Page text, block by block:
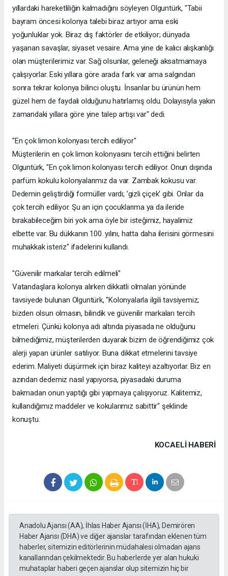
yıllardaki hareketliliğin kalmadığını söyleyen Olguntürk, "Tabii
bayram öncesi kolonya talebi biraz artıyor ama eski
yoğunluklar yok. Biraz dış faktörler de etkiliyor; dünyada
yaşanan savaşlar, siyaset vesaire. Ama yine de kalıcı alışkanlığı
olan müşterilerimiz var. Sağ olsunlar, geleneği aksatmamaya
çalışıyorlar. Eski yıllara göre arada fark var ama salgından
sonra tekrar kolonya bilinci oluştu. İnsanlar bu ürünün hem
güzel hem de faydalı olduğunu hatırlamış oldu. Dolayısıyla yakın
zamandaki yıllara göre yine talep artışı var" dedi.
"En çok limon kolonyası tercih ediliyor"
Müşterilerin en çok limon kolonyasını tercih ettiğini belirten
Olguntürk, "En çok limon kolonyası tercih ediliyor. Onun dışında
parfüm kokulu kolonyalarımız da var. Zambak kokusu var.
Dedemin geliştirdiği formüller vardı; ’gizli çiçek’ gibi. Onlar da
çok tercih ediliyor. Şu an için çocuklarıma ya da ileride
bırakabileceğim biri yok ama öyle bir isteğimiz, hayalimiz
elbette var. Bu dükkanın 100. yılını, hatta daha ilerisini görmesini
muhakkak isteriz" ifadelerini kullandı.
"Güvenilir markalar tercih edilmeli"
Vatandaşlara kolonya alırken dikkatli olmaları yönünde
tavsiyede bulunan Olguntürk, "Kolonyalarla ilgili tavsiyemiz;
bizden olsun olmasın, bilindik ve güvenilir markaları tercih
etmeleri. Çünkü kolonya adı altında piyasada ne olduğunu
bilmediğimiz, müşterilerden duyarak bizim de öğrendiğimiz çok
alerji yapan ürünler satılıyor. Buna dikkat etmelerini tavsiye
ederim. Maliyeti düşürmek için biraz kaliteyi azaltıyorlar. Biz en
azından dedemiz nasıl yapıyorsa, piyasadaki duruma
bakmadan onun yaptığı gibi yapmaya çalışıyoruz. Kalitemiz,
kullandığımız maddeler ve kokularımız sabittir" şeklinde
konuştu.
KOCAELI HABERİ
Anadolu Ajansı (AA), İhlas Haber Ajansı (İHA), Demirören
Haber Ajansı (DHA) ve diğer ajanslar tarafından eklenen tüm
haberler, sitemizin editörlerinin müdahalesi olmadan ajans
kanallarından çekilmektedir. Bu haberlerde yer alan hukuki
muhataplar haberi geçen ajanslar olup sitemizin hiç bir